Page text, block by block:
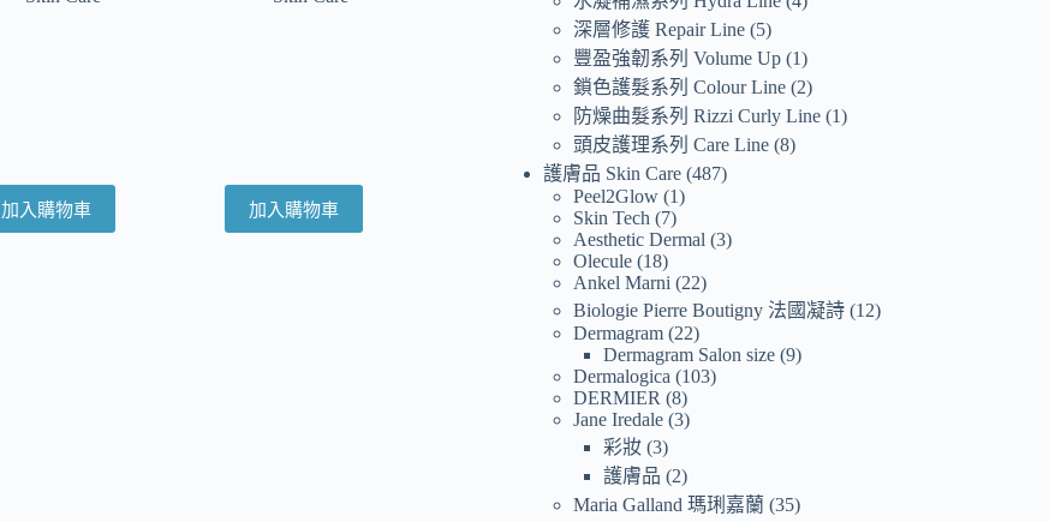
加入購物車 加入購物車
深層修護 Repair Line 5
豐盈強韌系列 Volume Up 1
鎖色護髮系列 Colour Line 2
防燥曲髮系列 Rizzi Curly Line 1
頭皮護理系列 Care Line 8
護膚品 Skin Care 487
Peel2Glow 1
Skin Tech
7
Aesthetic Dermal 3
Olecule 18
Ankel Marni
22
Biologie Pierre Boutigny 法國凝詩 12
Dermagram 22
Dermagram Salon size 9
Dermalogica
103
DERMIER
8
Jane Iredale 3
彩妝 3
護膚品
2
Maria Galland 瑪琍嘉蘭 35